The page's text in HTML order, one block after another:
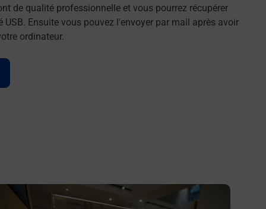
de qualité professionnelle et vous pourrez récupérer
Ensuite vous pouvez l'envoyer par mail après avoir
ordinateur.
savoir plus